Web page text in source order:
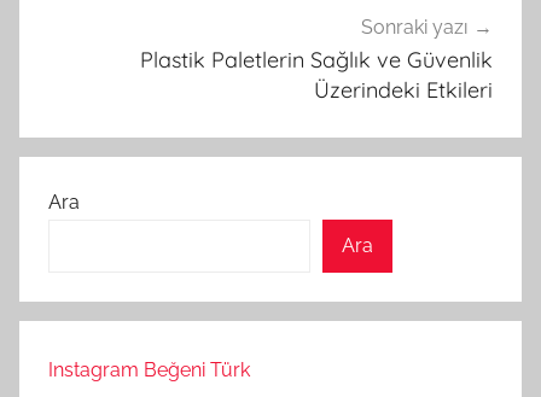
Sonraki yazı
Plastik Paletlerin Sağlık ve Güvenlik
Üzerindeki Etkileri
Ara
Ara
Instagram Beğeni Türk